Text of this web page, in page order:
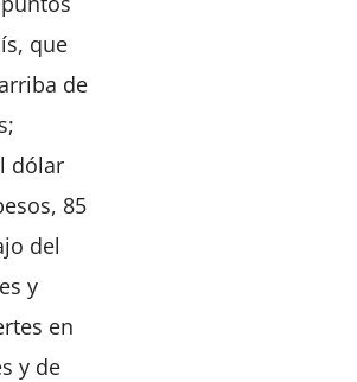
que
de
dólar
85
del
y
en
y de